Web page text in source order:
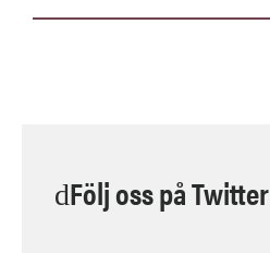
Följ oss på Twitter